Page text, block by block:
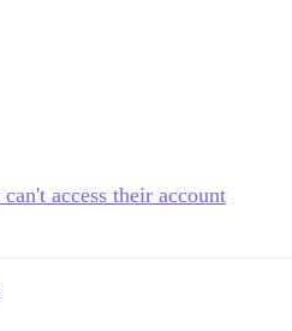
access their account